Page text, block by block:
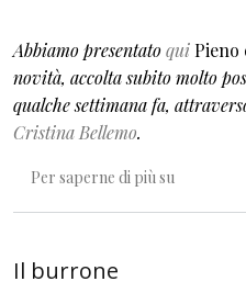
Abbiamo presentatoqui Pieno
novità, accolta subito molto
qualche settimana fa,
Cristina Bellemo.
Per saperne di più su
Il burrone